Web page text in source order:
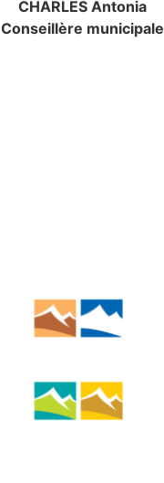
CHARLES Antonia
Conseillère municipale